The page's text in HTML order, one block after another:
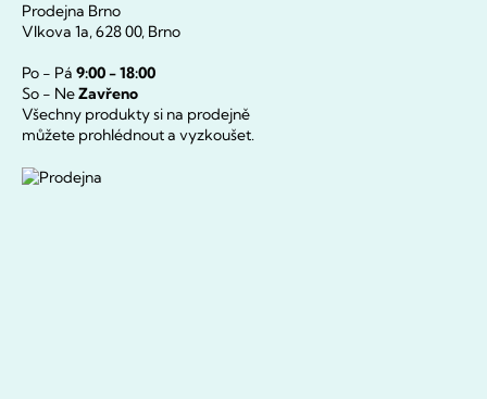
Prodejna Brno
Vlkova 1a, 628 00, Brno
Po - Pá 9:00 - 18:00
So - NeZavřeno
Všechny produkty si na prodejně
můžete prohlédnout a vyzkoušet.